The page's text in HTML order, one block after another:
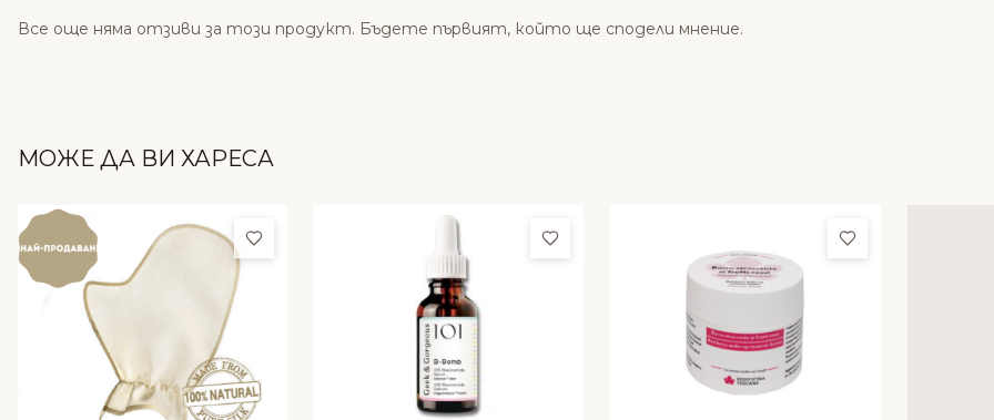
Все още няма отзиви за този продукт. Бъдете първият, който ще сподели мнение.
МОЖЕ ДА ВИ ХАРЕСА
Добави в любими Добави в любими Добави в